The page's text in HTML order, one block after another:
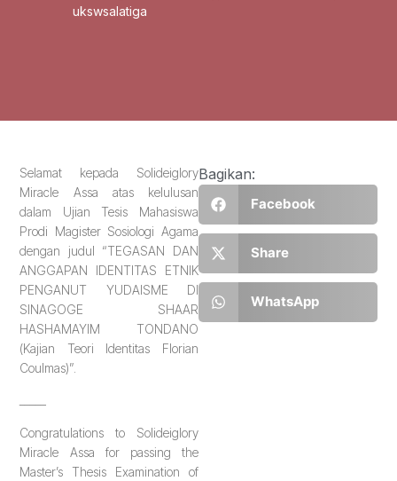
ukswsalatiga
Selamat kepada Solideiglory
Miracle Assa atas kelulusan
dalam Ujian Tesis Mahasiswa
Prodi Magister Sosiologi Agama
dengan judul “TEGASAN DAN
ANGGAPAN IDENTITAS ETNIK
PENGANUT YUDAISME DI
SINAGOGE SHAAR
HASHAMAYIM TONDANO
(Kajian Teori Identitas Florian
Coulmas)”.
Congratulations to Solideiglory
Miracle Assa for passing the
Master’s Thesis Examination of
Bagikan:
Facebook
Share
WhatsApp